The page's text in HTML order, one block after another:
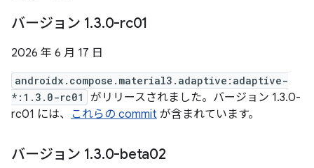
バージョン 1.3.0-rc01
2026 年 6 月 17 日
androidx.compose.material3.adaptive:adaptive-
*:1.3.0-rc01
がリリースされました。バージョン 1.3.0-
rc01 には、 これらの commit が含まれています。
バージョン 1.3.0-beta02